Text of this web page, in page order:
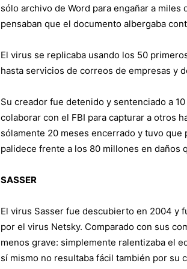
sólo archivo de Word para engañar a
pensaban que el documento albergaba
El virus se replicaba usando los 50
hasta servicios de correos de empresas y
Su creador fue detenido y sentenciado a
colaborar con el FBI para capturar a otros
sólamente 20 meses encerrado y tuvo
palidece frente a los 80 millones en daños
SASSER
El virus Sasser fue descubierto en 2004 y
por el virus Netsky. Comparado con sus
menos grave: simplemente ralentizaba el
sí mismo no resultaba fácil también por su